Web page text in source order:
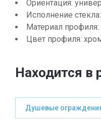
Ориентация:
Исполнение
Материал
Цвет профиля:
Находится в
Душевые